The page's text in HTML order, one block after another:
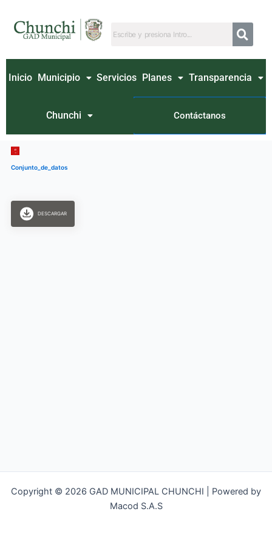
contenido
Inicio Municipio Servicios Planes Transparencia
Chunchi Contáctanos
Conjunto_de_datos
DESCARGAR
Copyright © 2026 GAD MUNICIPAL CHUNCHI | Powered by
Macod S.A.S